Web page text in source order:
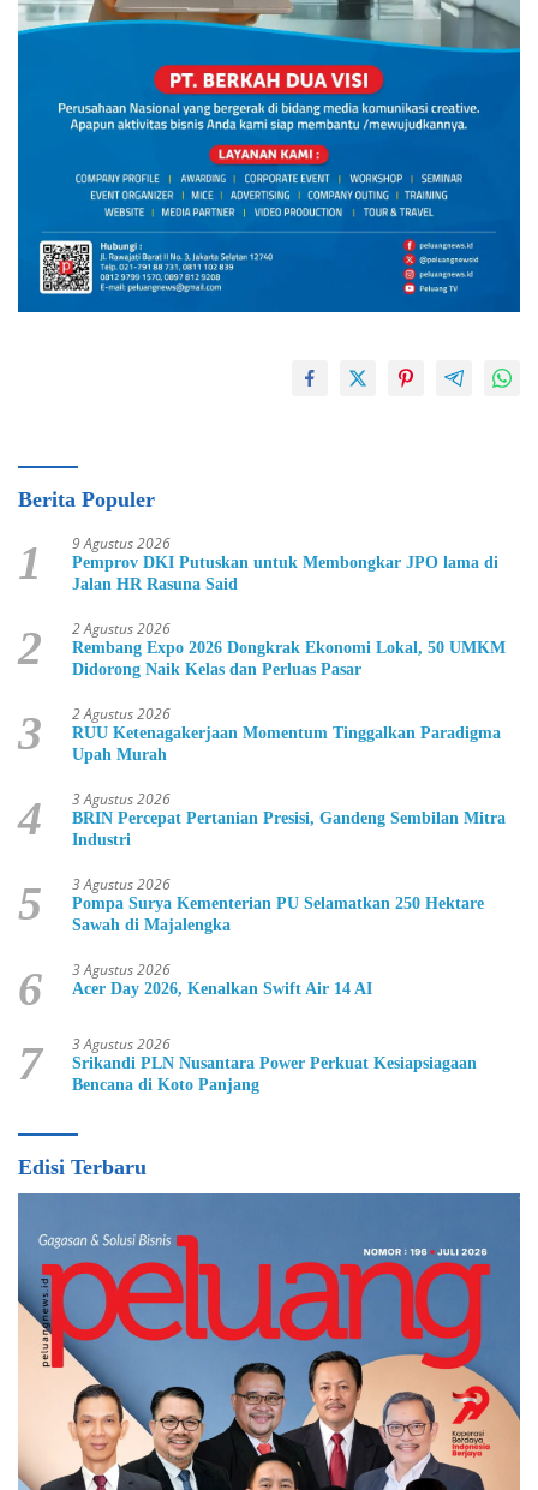
Berita Populer
1 9 Agustus 2026
Pemprov DKI Putuskan untuk Membongkar JPO lama di
Jalan HR Rasuna Said
2 2 Agustus 2026
Rembang Expo 2026 Dongkrak Ekonomi Lokal, 50 UMKM
Didorong Naik Kelas dan Perluas Pasar
3 2 Agustus 2026
RUU Ketenagakerjaan Momentum Tinggalkan Paradigma
Upah Murah
4 3 Agustus 2026
BRIN Percepat Pertanian Presisi, Gandeng Sembilan Mitra
Industri
5 3 Agustus 2026
Pompa Surya Kementerian PU Selamatkan 250 Hektare
Sawah di Majalengka
6 3 Agustus 2026
Acer Day 2026, Kenalkan Swift Air 14 AI
7 3 Agustus 2026
Srikandi PLN Nusantara Power Perkuat Kesiapsiagaan
Bencana di Koto Panjang
Edisi Terbaru